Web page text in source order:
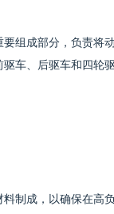
组成部分，负责将
车、后驱车和四轮
制成，以确保在高